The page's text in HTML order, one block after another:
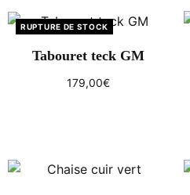
RUPTURE DE STOCK
Tabouret teck GM
179,00€